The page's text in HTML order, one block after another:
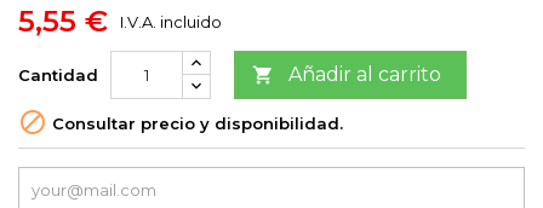
5,55 € I.V.A. incluido
Cantidad  Añadir al carrito
 Consultar precio y disponibilidad.